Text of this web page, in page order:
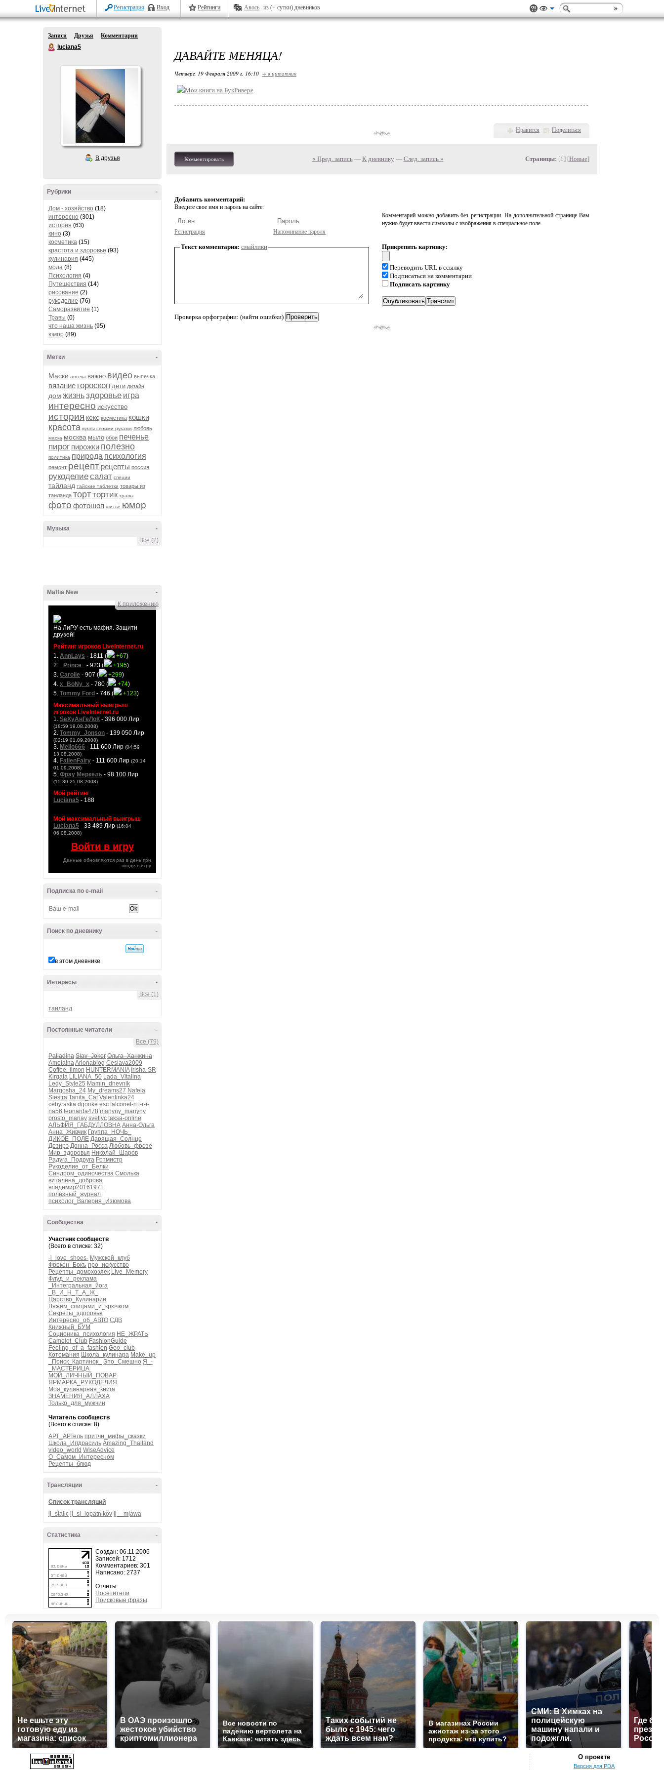
Регистрация Вход Рейтинги Авось из (+ сутки) дневников
Записи Друзья
Комментарии
luciana5
В друзья
-
Рубрики
Дом - хозяйство (18)
интересно (301)
история (63)
кино (3)
косметика (15)
крастота и здоровье (93)
кулинария (445)
мода (8)
Психология (4)
Путешествия (14)
рисование (2)
рукоделие (76)
Саморазвитие (1)
Травы (0)
что наша жизнь (95)
юмор (89)
-
Метки
Маски аптека важно видео выпечка
вязание гороскоп дети дизайн
дом жизньздоровье игра
интересно искусство
история кекс косметика кошки
красота куклы своими руками любовь
маска москва мыло обои печенье
пирог пирожки полезно
политика природа психология
ремонт рецепт рецепты россия
рукоделиесалат специи
тайланд тайские таблетки товары из
таиланда торттортик травы
фото фотошоп шитьё юмор
-
Музыка
Все (2)
-
Maffia New
К приложению
На ЛиРУ есть мафия. Защити
друзей!
Рейтинг игроков LiveInternet.ru
1. AnnLays - 1811 ( +67)
2.
_Prince_ - 923 ( +195)
3. Carolle - 907 ( +299)
4. x_BoNy_x - 780 ( +74)
5. Tommy Ford - 746 ( +123)
Максимальный выигрыш
игроков LiveInternet.ru
1. SeXyАнГеЛоК - 396 000 Лир
(18:59 19.08.2008)
2. Tommy_Jonson - 139 050 Лир
(02:19 01.09.2008)
3. Mello666 - 111 600 Лир (04:59
13.08.2008)
4. FallenFairy - 111 600 Лир (20:14
01.09.2008)
5. Фрау Меркель - 98 100 Лир
(15:39 25.08.2008)
Мой рейтинг
Luciana5 - 188
Мой максимальный выигрыш
Luciana5 - 33 489 Лир (16:04
06.08.2008)
Войти в игру
Данные обновляются раз в день при
входе в игру
-
Подписка по e-mail
-
Поиск по дневнику
в этом дневнике
-
Интересы
Все (1)
таиланд
-
Постоянные читатели
Все (79)
Palladina Slav_Joker Ольга_Ханжина
AmelainaArionablog Ceslava2009
Coffee_limon HUNTERMANIA Irisha-SR
Kirgala LILIANA_50 Lada_Vitalina
Ledy_Style25 Mamin_dnevnik
Margosha_24 My_dreams27 Nafeia
Siestra Tanita_Cat Valentinka24
cebyraska dgonke esc falconet-n i-r-i-
na56 leonarda478 manyny_manyny
prosto_mariay svetlyc taksa-online
АЛЬФИЯ_ГАБДУЛЛОВНА Анна-Ольга
Анна_Живчик Группа_НОЧЬ_
ДИКОЕ_ПОЛЕ Дарящая_Солнце
Дезирэ Донна_Росса Любовь_фрезе
Мир_здоровья Николай_Шаров
Радуга_Подруга Ротмистр
Рукоделие_от_Белки
Синдром_одиночества Смолька
виталина_доброва
владимир20161971
полезный_журнал
психолог_Валерия_Изюмова
-
Сообщества
Участник сообществ
(Всего в списке: 32)
-i_love_shoes- Мужской_клуб
Фрекен_Бокъ про_искусство
Рецепты_домохозяек Live_Memory
Флуд_и_реклама
_Интегральная_йога
_В_И_Н_Т_А_Ж_
Царство_Кулинарии
Вяжем_спицами_и_крючком
Секреты_здоровья
Интересно_об_АВТО СДВ
Книжный_БУМ
Соционика_психология НЕ_ЖРАТЬ
Camelot_Club FashionGuide
Feeling_of_a_fashion Geo_club
Котомания Школа_кулинара Make_up
_Поиск_Картинок_
Это_Смешно Я_-
_МАСТЕРИЦА
МОЙ_ЛИЧНЫЙ_ПОВАР
ЯРМАРКА_РУКОДЕЛИЯ
Моя_кулинарная_книга
ЗНАМЕНИЯ_АЛЛАХА
Только_для_мужчин
Читатель сообществ
(Всего в списке: 8)
АРТ_АРТель притчи_мифы_сказки
Школа_Иггдрасиль Amazing_Thailand
video_world WiseAdvice
О_Самом_Интересном
Рецепты_блюд
-
Трансляции
Список трансляций
lj_stalic lj_sl_lopatnikov lj__mjawa
-
Статистика
Создан: 06.11.2006
Записей: 1712
Комментариев: 301
Написано: 2737
Отчеты:
Посетители
Поисковые фразы
ДАВАЙТЕ МЕНЯЦА!
Четверг, 19 Февраля 2009 г. 16:10 + в цитатник
Нравится Поделиться
Комментировать « Пред. запись— К дневнику — След. запись » Страницы: [1] [Новые]
Добавить комментарий:
Введите свое имя и пароль на сайте:
Регистрация Напоминание пароля
Комментарий можно добавить без регистрации. На дополнительной странице Вам
нужно будет ввести символы с изображения в специальное поле.
Текст комментария: смайлики
Проверка орфографии: (найти ошибки)
Прикрепить картинку:
Переводить URL в ссылку
Подписаться на комментарии
Подписать картинку
Не ешьте эту
готовую еду из
магазина: список
В ОАЭ произошло
жестокое убийство
криптомиллионера
Все новости по
падению вертолета на
Кавказе: читать здесь
Таких событий не
было с 1945: чего
ждать всем нам?
В магазинах России
ажиотаж из-за этого
продукта: что купить?
СМИ: В Химках на
полицейскую
машину напали и
подожгли.
Где
О проекте
Версия для PDA